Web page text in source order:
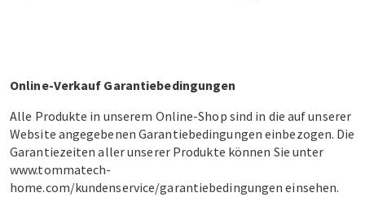
Online-Verkauf Garantiebedingungen
Alle Produkte in unserem Online-Shop sind in die auf unserer
Website angegebenen Garantiebedingungen einbezogen. Die
Garantiezeiten aller unserer Produkte können Sie unter
www.tommatech-
home.com/kundenservice/garantiebedingungen einsehen.